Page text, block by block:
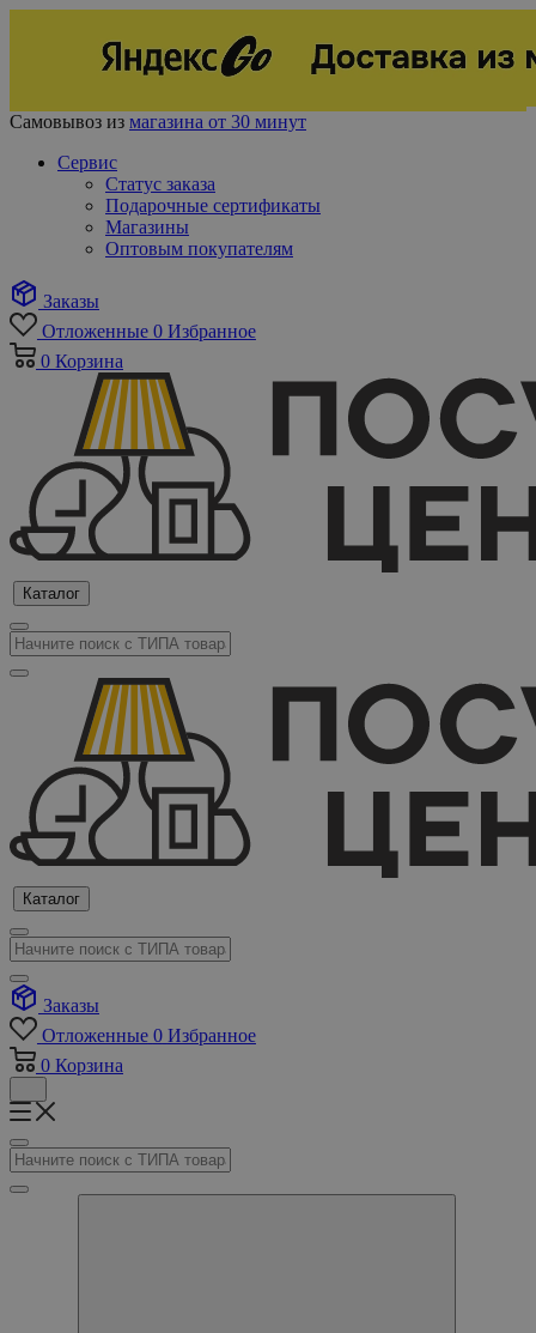
Самовывоз из магазина от 30 минут
Сервис
Статус заказа
Подарочные сертификаты
Магазины
Оптовым покупателям
Заказы
Отложенные 0 Избранное
0 Корзина
Каталог
Каталог
Заказы
Отложенные 0 Избранное
0 Корзина